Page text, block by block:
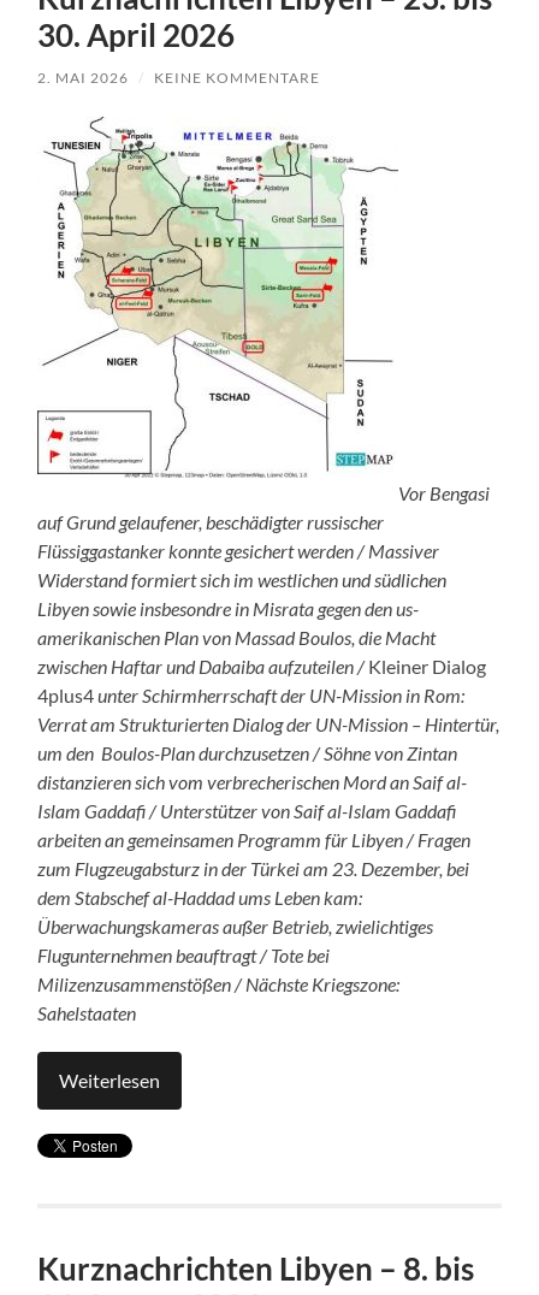
30. April 2026
2. MAI 2026 / KEINE KOMMENTARE
Vor Bengasi
auf Grund gelaufener, beschädigter russischer
Flüssiggastanker konnte gesichert werden / Massiver
Widerstand formiert sich im westlichen und südlichen
Libyen sowie insbesondre in Misrata gegen den us-
amerikanischen Plan von Massad Boulos, die Macht
zwischen Haftar und Dabaiba aufzuteilen /Kleiner Dialog
4plus4unter Schirmherrschaft der UN-Mission in Rom:
Verrat am Strukturierten Dialog der UN-Mission – Hintertür,
um den Boulos-Plan durchzusetzen / Söhne von Zintan
distanzieren sich vom verbrecherischen Mord an Saif al-
Islam Gaddafi / Unterstützer von Saif al-Islam Gaddafi
arbeiten an gemeinsamen Programm für Libyen / Fragen
zum Flugzeugabsturz in der Türkei am 23. Dezember, bei
dem Stabschef al-Haddad ums Leben kam:
Überwachungskameras außer Betrieb, zwielichtiges
Flugunternehmen beauftragt / Tote bei
Milizenzusammenstößen / Nächste Kriegszone:
Sahelstaaten
Weiterlesen
Kurznachrichten Libyen – 8. bis